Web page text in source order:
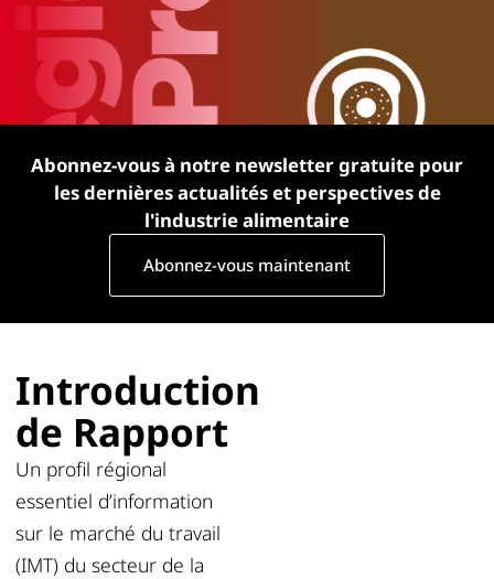
Abonnez-vous à notre newsletter gratuite pour
les dernières actualités et perspectives de
l'industrie alimentaire
Abonnez-vous maintenant
Introduction
de Rapport
Un profil régional
essentiel d’information
sur le marché du travail
(IMT) du secteur de la